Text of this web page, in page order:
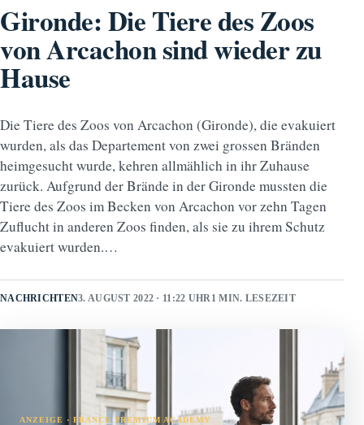
Gironde: Die Tiere des Zoos
von Arcachon sind wieder zu
Hause
Die Tiere des Zoos von Arcachon (Gironde), die evakuiert
wurden, als das Departement von zwei grossen Bränden
heimgesucht wurde, kehren allmählich in ihr Zuhause
zurück. Aufgrund der Brände in der Gironde mussten die
Tiere des Zoos im Becken von Arcachon vor zehn Tagen
Zuflucht in anderen Zoos finden, als sie zu ihrem Schutz
evakuiert wurden.…
NACHRICHTEN3. AUGUST 2022 · 11:22 UHR 1 MIN. LESEZEIT
ANZEIGE · FRANCE PREMIUM ACADEMY